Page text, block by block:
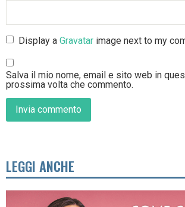
Display aGravatar image next to my
Salva il mio nome, email e sito web in
prossima volta che commento.
LEGGI ANCHE